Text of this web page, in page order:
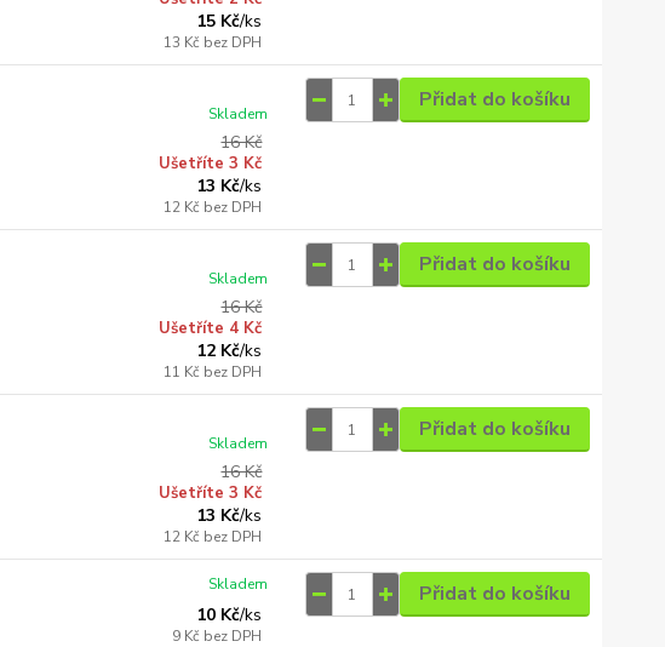
15 Kč/ks
13 Kč bez DPH
16 Kč
Ušetříte 3 Kč
13 Kč/ks
12 Kč bez DPH
Skladem
Přidat do košíku
16 Kč
Ušetříte 4 Kč
12 Kč/ks
11 Kč bez DPH
Skladem
Přidat do košíku
16 Kč
Ušetříte 3 Kč
13 Kč/ks
12 Kč bez DPH
Skladem
Přidat do košíku
10 Kč/ks
9 Kč bez DPH
Skladem Přidat do košíku